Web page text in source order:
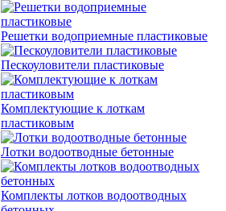
Решетки водоприемные пластиковые
Пескоуловители пластиковые
Комплектующие к лоткам
пластиковым
Лотки водоотводные бетонные
Комплекты лотков водоотводных